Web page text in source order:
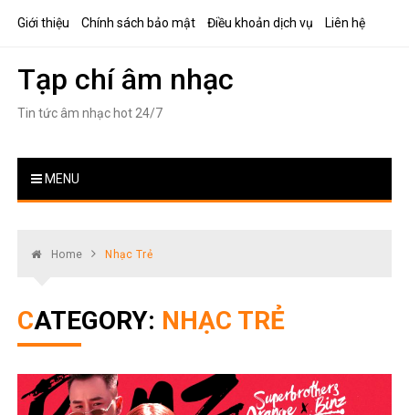
Giới thiệu Chính sách bảo mật Điều khoản dịch vụ Liên hệ
Tạp chí âm nhạc
Tin tức âm nhạc hot 24/7
MENU
Home Nhạc Trẻ
CATEGORY: NHẠC TRẺ